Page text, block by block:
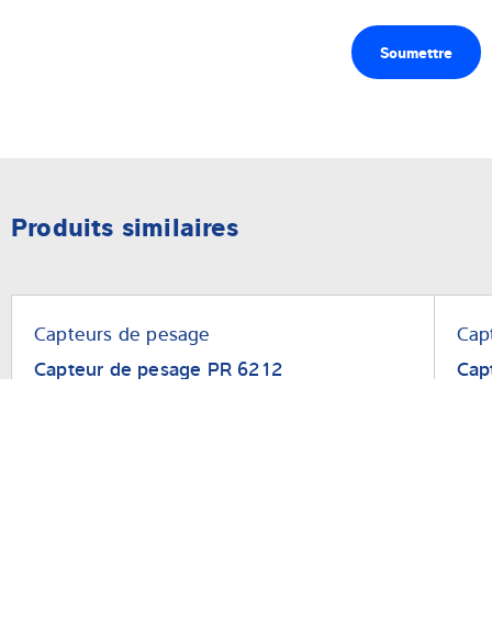
Produits similaires
Capteurs de pesage
Capteur de pesage PR 6212